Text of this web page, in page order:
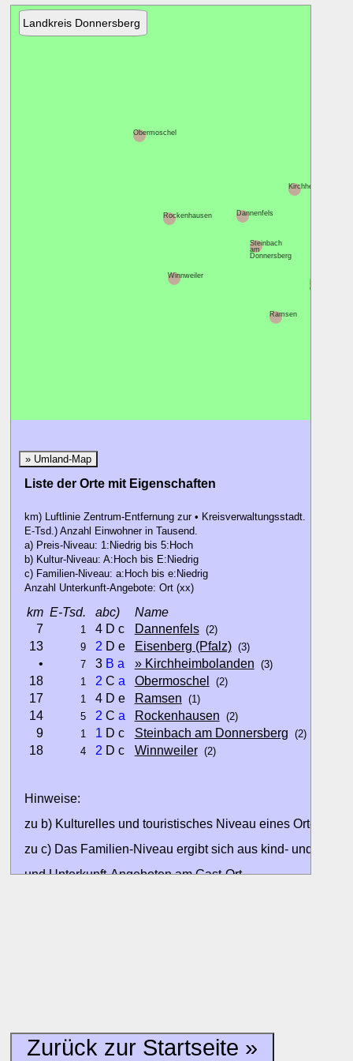
Landkreis Donnersberg
Dannenfels
Obermoschel
Ramsen
Steinbach
am
Donnersberg
Winnweiler
Rockenhausen
Kirchheimbolanden
Eisenberg
(Pfalz)
» Umland-Map
Liste der Orte mit Eigenschaften
km) Luftlinie Zentrum-Entfernung zur • Kreisverwaltungsstadt.
E-Tsd.) Anzahl Einwohner in Tausend.
a) Preis-Niveau: 1:Niedrig bis 5:Hoch
b) Kultur-Niveau: A:Hoch bis E:Niedrig
c) Familien-Niveau: a:Hoch bis e:Niedrig
Anzahl Unterkunft-Angebote: Ort (xx)
km E-Tsd. abc)
Name
7
1 4 D c Dannenfels (2)
13 9 2 D e Eisenberg (Pfalz) (3)
• 7 3 B a » Kirchheimbolanden (3)
18 1 2 C a Obermoschel (2)
17 1 4 D e Ramsen (1)
14 5 2 C a Rockenhausen (2)
9 1 1 D c Steinbach am Donnersberg (2)
18 4 2 D c Winnweiler (2)
Hinweise:
zu b) Kulturelles und touristisches Niveau eines Ortes
zu c) Das Familien-Niveau ergibt sich aus kind- und
und Unterkunft-Angeboten am Gast-Ort.
Zurück zur Startseite »